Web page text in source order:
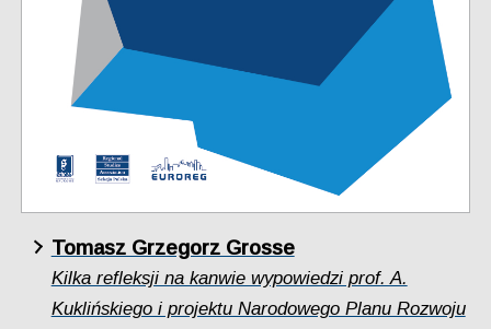
Tomasz Grzegorz Grosse
Kilka refleksji na kanwie wypowiedzi prof. A.
Kuklińskiego i projektu Narodowego Planu Rozwoju